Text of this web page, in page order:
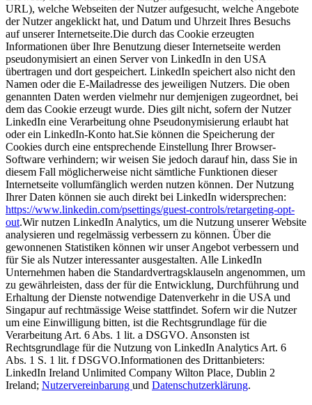
URL), welche Webseiten der Nutzer aufgesucht, welche Angebote
der Nutzer angeklickt hat, und Datum und Uhrzeit Ihres Besuchs
auf unserer Internetseite.Die durch das Cookie erzeugten
Informationen über Ihre Benutzung dieser Internetseite werden
pseudonymisiert an einen Server von LinkedIn in den USA
übertragen und dort gespeichert. LinkedIn speichert also nicht den
Namen oder die E-Mailadresse des jeweiligen Nutzers. Die oben
genannten Daten werden vielmehr nur demjenigen zugeordnet, bei
dem das Cookie erzeugt wurde. Dies gilt nicht, sofern der Nutzer
LinkedIn eine Verarbeitung ohne Pseudonymisierung erlaubt hat
oder ein LinkedIn-Konto hat.Sie können die Speicherung der
Cookies durch eine entsprechende Einstellung Ihrer Browser-
Software verhindern; wir weisen Sie jedoch darauf hin, dass Sie in
diesem Fall möglicherweise nicht sämtliche Funktionen dieser
Internetseite vollumfänglich werden nutzen können. Der Nutzung
Ihrer Daten können sie auch direkt bei LinkedIn widersprechen:
https://www.linkedin.com/psettings/guest-controls/retargeting-opt-
out.Wir nutzen LinkedIn Analytics, um die Nutzung unserer Website
analysieren und regelmässig verbessern zu können. Über die
gewonnenen Statistiken können wir unser Angebot verbessern und
für Sie als Nutzer interessanter ausgestalten. Alle LinkedIn
Unternehmen haben die Standardvertragsklauseln angenommen, um
zu gewährleisten, dass der für die Entwicklung, Durchführung und
Erhaltung der Dienste notwendige Datenverkehr in die USA und
Singapur auf rechtmässige Weise stattfindet. Sofern wir die Nutzer
um eine Einwilligung bitten, ist die Rechtsgrundlage für die
Verarbeitung Art. 6 Abs. 1 lit. a DSGVO. Ansonsten ist
Rechtsgrundlage für die Nutzung von LinkedIn Analytics Art. 6
Abs. 1 S. 1 lit. f DSGVO.Informationen des Drittanbieters:
LinkedIn Ireland Unlimited Company Wilton Place, Dublin 2
Ireland; Nutzervereinbarung und Datenschutzerklärung.